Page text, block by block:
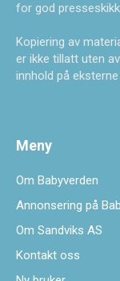
for god
Kopiering av
er ikke tillatt uten
innhold på
Meny
Om Babyverden
Annonsering på
Om Sandviks AS
Kontakt oss